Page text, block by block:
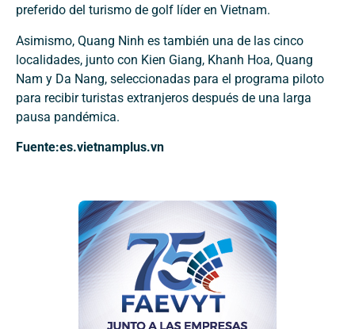
preferido del turismo de golf líder en Vietnam.
Asimismo, Quang Ninh es también una de las cinco
localidades, junto con Kien Giang, Khanh Hoa, Quang
Nam y Da Nang, seleccionadas para el programa piloto
para recibir turistas extranjeros después de una larga
pausa pandémica.
Fuente:es.vietnamplus.vn